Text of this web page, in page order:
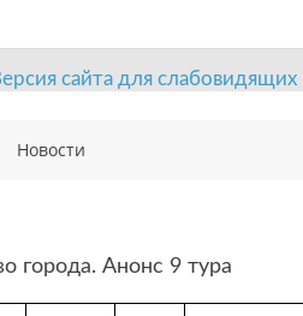
сайта для слабовидящих
Новости
города. Анонс 9 тура